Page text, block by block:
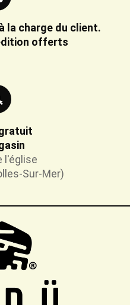
la charge du client.
offerts
l'église
Sur-Mer)